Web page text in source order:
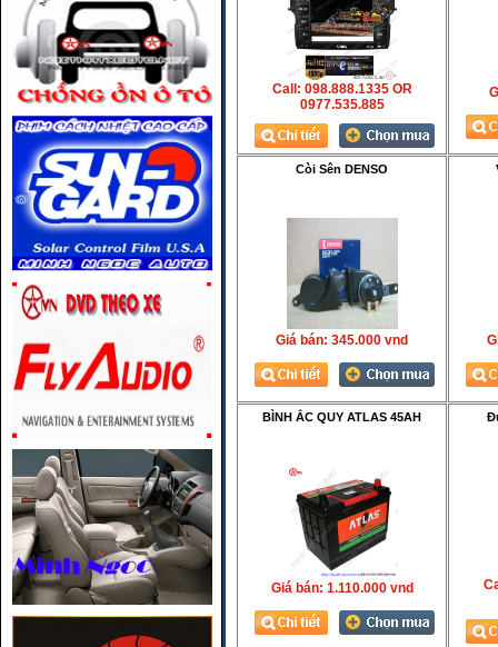
Call: 098.888.1335 OR
0977.535.885
Còi Sên DENSO
Giá bán: 345.000 vnd
BÌNH ẮC QUY ATLAS 45AH
Giá bán: 1.110.000 vnd